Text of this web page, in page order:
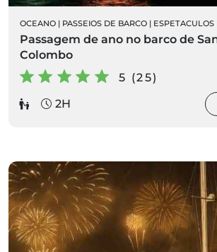
OCEANO | PASSEIOS DE BARCO | ESPETACULOS
Passagem de ano no barco de
Colombo
5 (25)
2H